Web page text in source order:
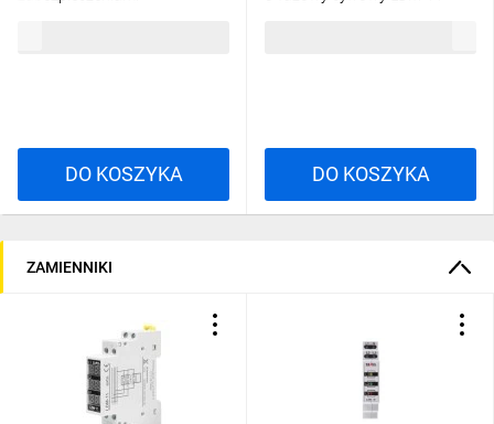
DO KOSZYKA DO KOSZYKA
ZAMIENNIKI